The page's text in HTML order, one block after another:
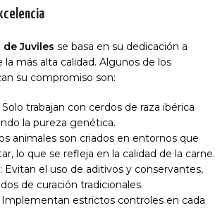
Juviles se basa en su dedicación a
más alta calidad. Algunos de los
su compromiso son:
Solo trabajan con cerdos de raza ibérica
la pureza genética.
animales son criados en entornos que
lo que se refleja en la calidad de la carne.
: Evitan el uso de aditivos y conservantes,
de curación tradicionales.
Implementan estrictos controles en cada